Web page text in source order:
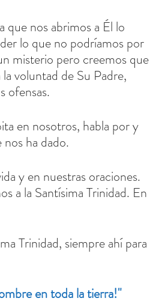
lo que no podríamos por
misterio pero creemos que
voluntad de Su Padre,
ofensas.
en nosotros, habla por y
ha dado.
y en nuestras oraciones.
a la Santísima Trinidad. En
Trinidad, siempre ahí para
en toda la tierra!"